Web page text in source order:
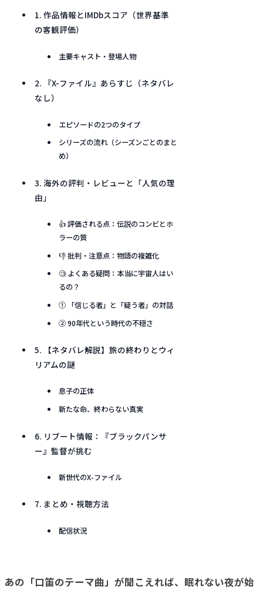
1. 作品情報とIMDbスコア（世界基準
の客観評価）
主要キャスト・登場人物
2. 『X-ファイル』あらすじ（ネタバレ
なし）
エピソードの2つのタイプ
シリーズの流れ（シーズンごとのまと
め）
3. 海外の評判・レビューと「人気の理
由」
👍 評価される点：伝説のコンビとホ
ラーの質
👎 批判・注意点：物語の複雑化
🧐 よくある疑問：本当に宇宙人はい
るの？
① 「信じる者」と「疑う者」の対話
② 90年代という時代の不穏さ
5. 【ネタバレ解説】旅の終わりとウィ
リアムの謎
息子の正体
新たな命、終わらない真実
6. リブート情報：『ブラックパンサ
ー』監督が挑む
新世代のX-ファイル
7. まとめ・視聴方法
配信状況
あの「口笛のテーマ曲」が聞こえれば、眠れない夜が始